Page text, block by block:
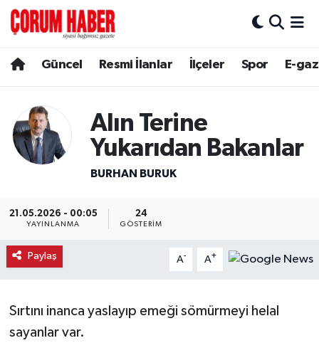
Güncel Resmi İlanlar İlçeler Spor E-
Alın Terine
Yukarıdan Bakanlar
BURHAN BURUK
21.05.2026 - 00:05
YAYINLANMA
24
GÖSTERIM
Paylaş A- A+
Sırtını inanca yaslayıp emeği sömürmeyi helal
sayanlar var.
Spor
Resmi İlanlar
Alaca
Dodurga
İskilip
Hava Durumu
Çorum Namaz Vakitleri
Trafik Durumu
Son Dakika Haberleri
Haber Arşivi